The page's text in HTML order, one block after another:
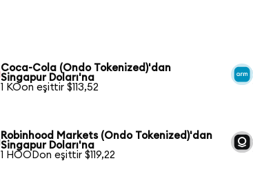
Coca-Cola (Ondo Tokenized)'dan
Singapur Doları'na
1 KOon eşittir $113,52
Robinhood Markets (Ondo Tokenized)'dan
Singapur Doları'na
1 HOODon eşittir $119,22